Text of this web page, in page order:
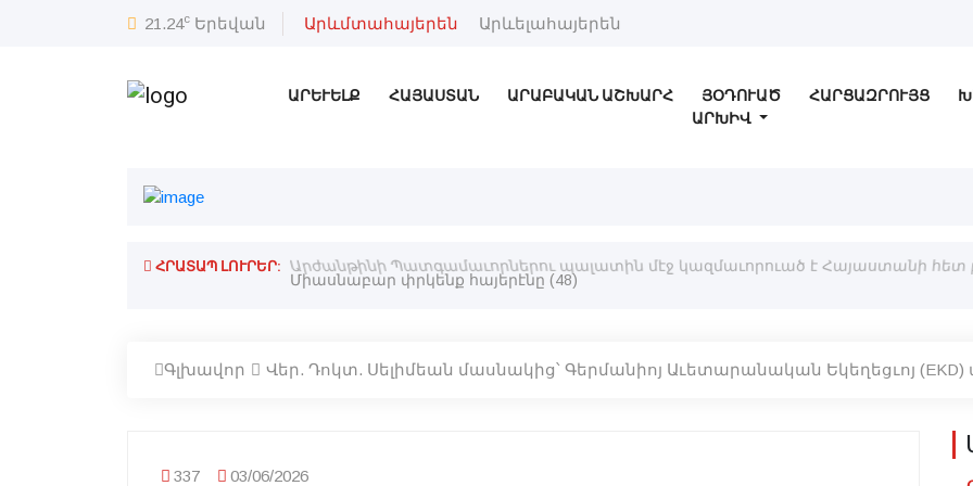
21.24c Երեվան Արևմտահայերեն Արևելահայերեն
ԱՐԵՒԵԼՔ ՀԱՅԱՍՏԱՆ ԱՐԱԲԱԿԱՆ ԱՇԽԱՐՀ ՅՕԴՈՒԱԾ ՀԱՐՑԱԶՐՈՒՅՑ
ԱՐԽԻՎ
ՀՐԱՏԱՊ ԼՈՒՐԵՐ: Արժանթինի Պատգամաւորներու պալատին մէջ կազմաւորուած է Հայաստանի հետ
Գլխավոր Վեր. Դոկտ. Սելիմեան մասնակից՝ Գերմանիոյ Աւետարանական Եկեղեցւոյ
337 03/06/2026